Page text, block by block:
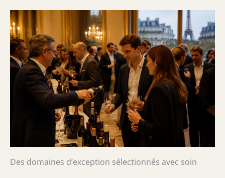
Des domaines d’exception sélectionnés avec soin